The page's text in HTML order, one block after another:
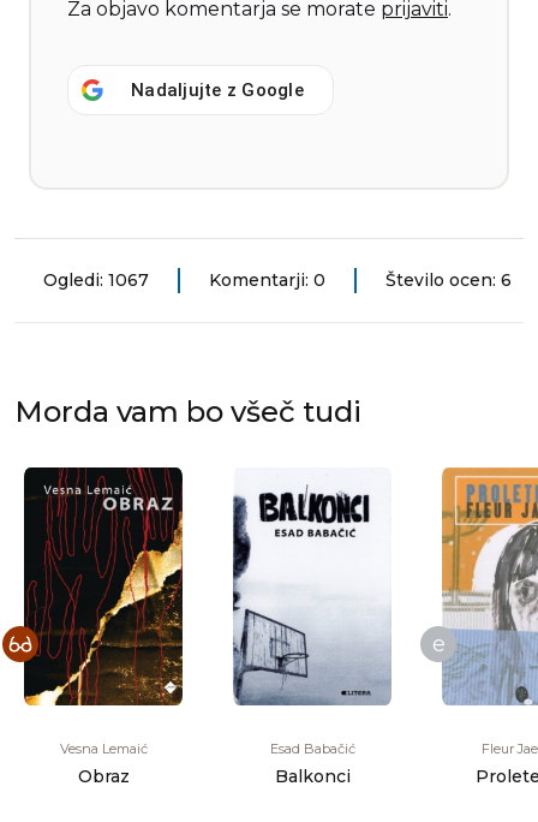
Za objavo komentarja se morate prijaviti.
Nadaljujte z Google
Ogledi: 1067 Komentarji: 0 Število ocen: 6
Morda vam bo všeč tudi
Vesna Lemaić
Obraz
Esad Babačić
Balkonci
e
Fleur